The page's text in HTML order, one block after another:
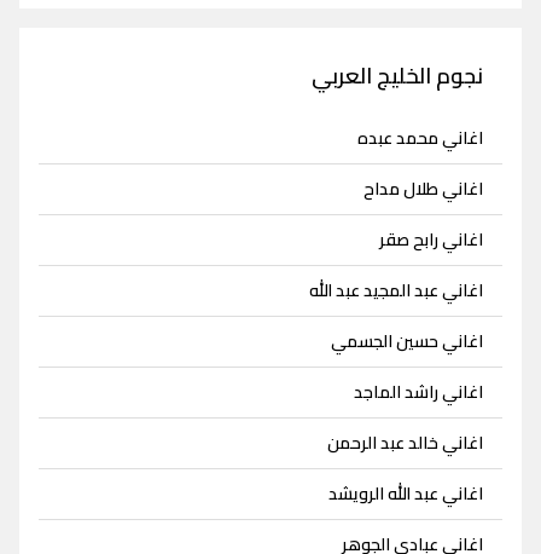
نجوم الخليج العربي
اغاني محمد عبده
اغاني طلال مداح
اغاني رابح صقر
اغاني عبد المجيد عبد الله
اغاني حسين الجسمي
اغاني راشد الماجد
اغاني خالد عبد الرحمن
اغاني عبد الله الرويشد
اغاني عبادي الجوهر